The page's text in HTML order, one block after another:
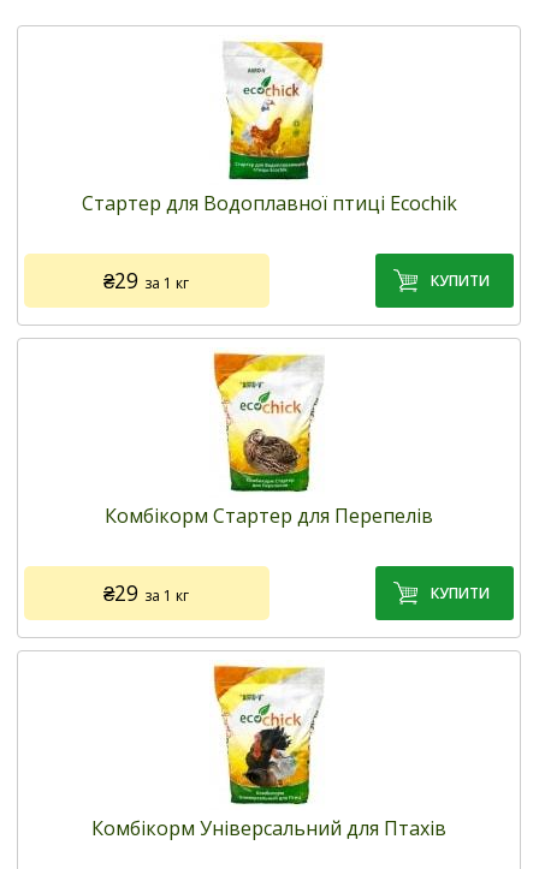
Стартер для Водоплавної птиці Ecochik
₴29 за 1 кг
Завод комбікормів «AGRO-V» (Україна)
для відгодівлі каченят з 0 до 150 дня життя
Дозування (г/кілограм корму):100-350
5 12 відгуків
В наявності
ЗАМОВИТИ!
Комбікорм Стартер для Перепелів
₴29 за 1 кг
Завод комбікормів «AGRO-V» (Україна)
для відгодівлі перепелів з 1 до 42 дня
Комбікорм Універсальний для Птахів